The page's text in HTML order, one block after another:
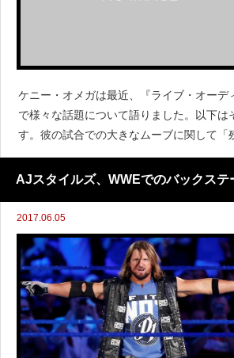
ケニー・オメガは最近、『ライブ・オーデ
で様々な話題について語りました。以下は
す。彼の試合での大きなムーブに関して「
の選手の多くは、派手なムーブそのものに
ると思う。今では多くのムーブが、最初に
AJスタイルズ、WWEでのバックステ
2017.06.05